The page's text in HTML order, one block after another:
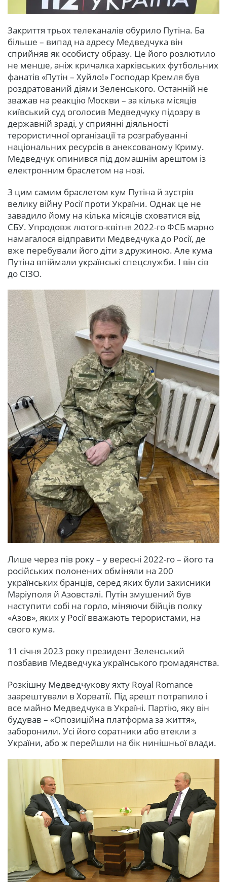
Закриття трьох телеканалів обурило Путіна. Ба
більше – випад на адресу Медведчука він
сприйняв як особисту образу. Це його розлютило
не менше, аніж кричалка харківських футбольних
фанатів «Путін – Хуйло!» Господар Кремля був
роздратований діями Зеленського. Останній не
зважав на реакцію Москви – за кілька місяців
київський суд оголосив Медведчуку підозру в
державній зраді, у сприянні діяльності
терористичної організації та розграбуванні
національних ресурсів в анексованому Криму.
Медведчук опинився під домашнім арештом із
електронним браслетом на нозі.
З цим самим браслетом кум Путіна й зустрів
велику війну Росії проти України. Однак це не
завадило йому на кілька місяців сховатися від
СБУ. Упродовж лютого-квітня 2022-го ФСБ марно
намагалося відправити Медведчука до Росії, де
вже перебували його діти з дружиною. Але кума
Путіна впіймали українські спецслужби. І він сів
до СІЗО.
Лише через пів року – у вересні 2022-го – його та
російських полонених обміняли на 200
українських бранців, серед яких були захисники
Маріуполя й Азовсталі. Путін змушений був
наступити собі на горло, міняючи бійців полку
«Азов», яких у Росії вважають терористами, на
свого кума.
11 січня 2023 року президент Зеленський
позбавив Медведчука українського громадянства.
Розкішну Медведчукову яхту Royal Romance
заарештували в Хорватії. Під арешт потрапило і
все майно Медведчука в Україні. Партію, яку він
будував – «Опозиційна платформа за життя»,
заборонили. Усі його соратники або втекли з
України, або ж перейшли на бік нинішньої влади.